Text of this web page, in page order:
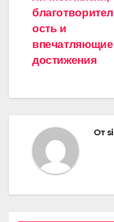
ость и
впечатляющие
достижения
От